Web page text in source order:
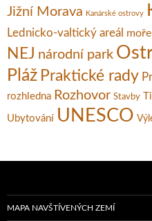
Jižní Morava Kanárské ostrovy
Lednicko-valtický areál moře
NEJ národní park
Pláž Praktické rady
rozhledna Rozhovor Stavby
Ubytování UNESCO
MAPA NAVŠTÍVENÝCH ZEMÍ